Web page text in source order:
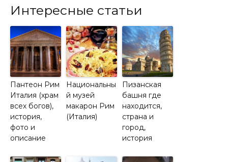
Интересные статьи
Пантеон Рим
Италия (храм
всех богов),
история,
фото и
описание
Национальны
й музей
макарон Рим
(Италия)
Пизанская
башня где
находится,
страна и
город,
история